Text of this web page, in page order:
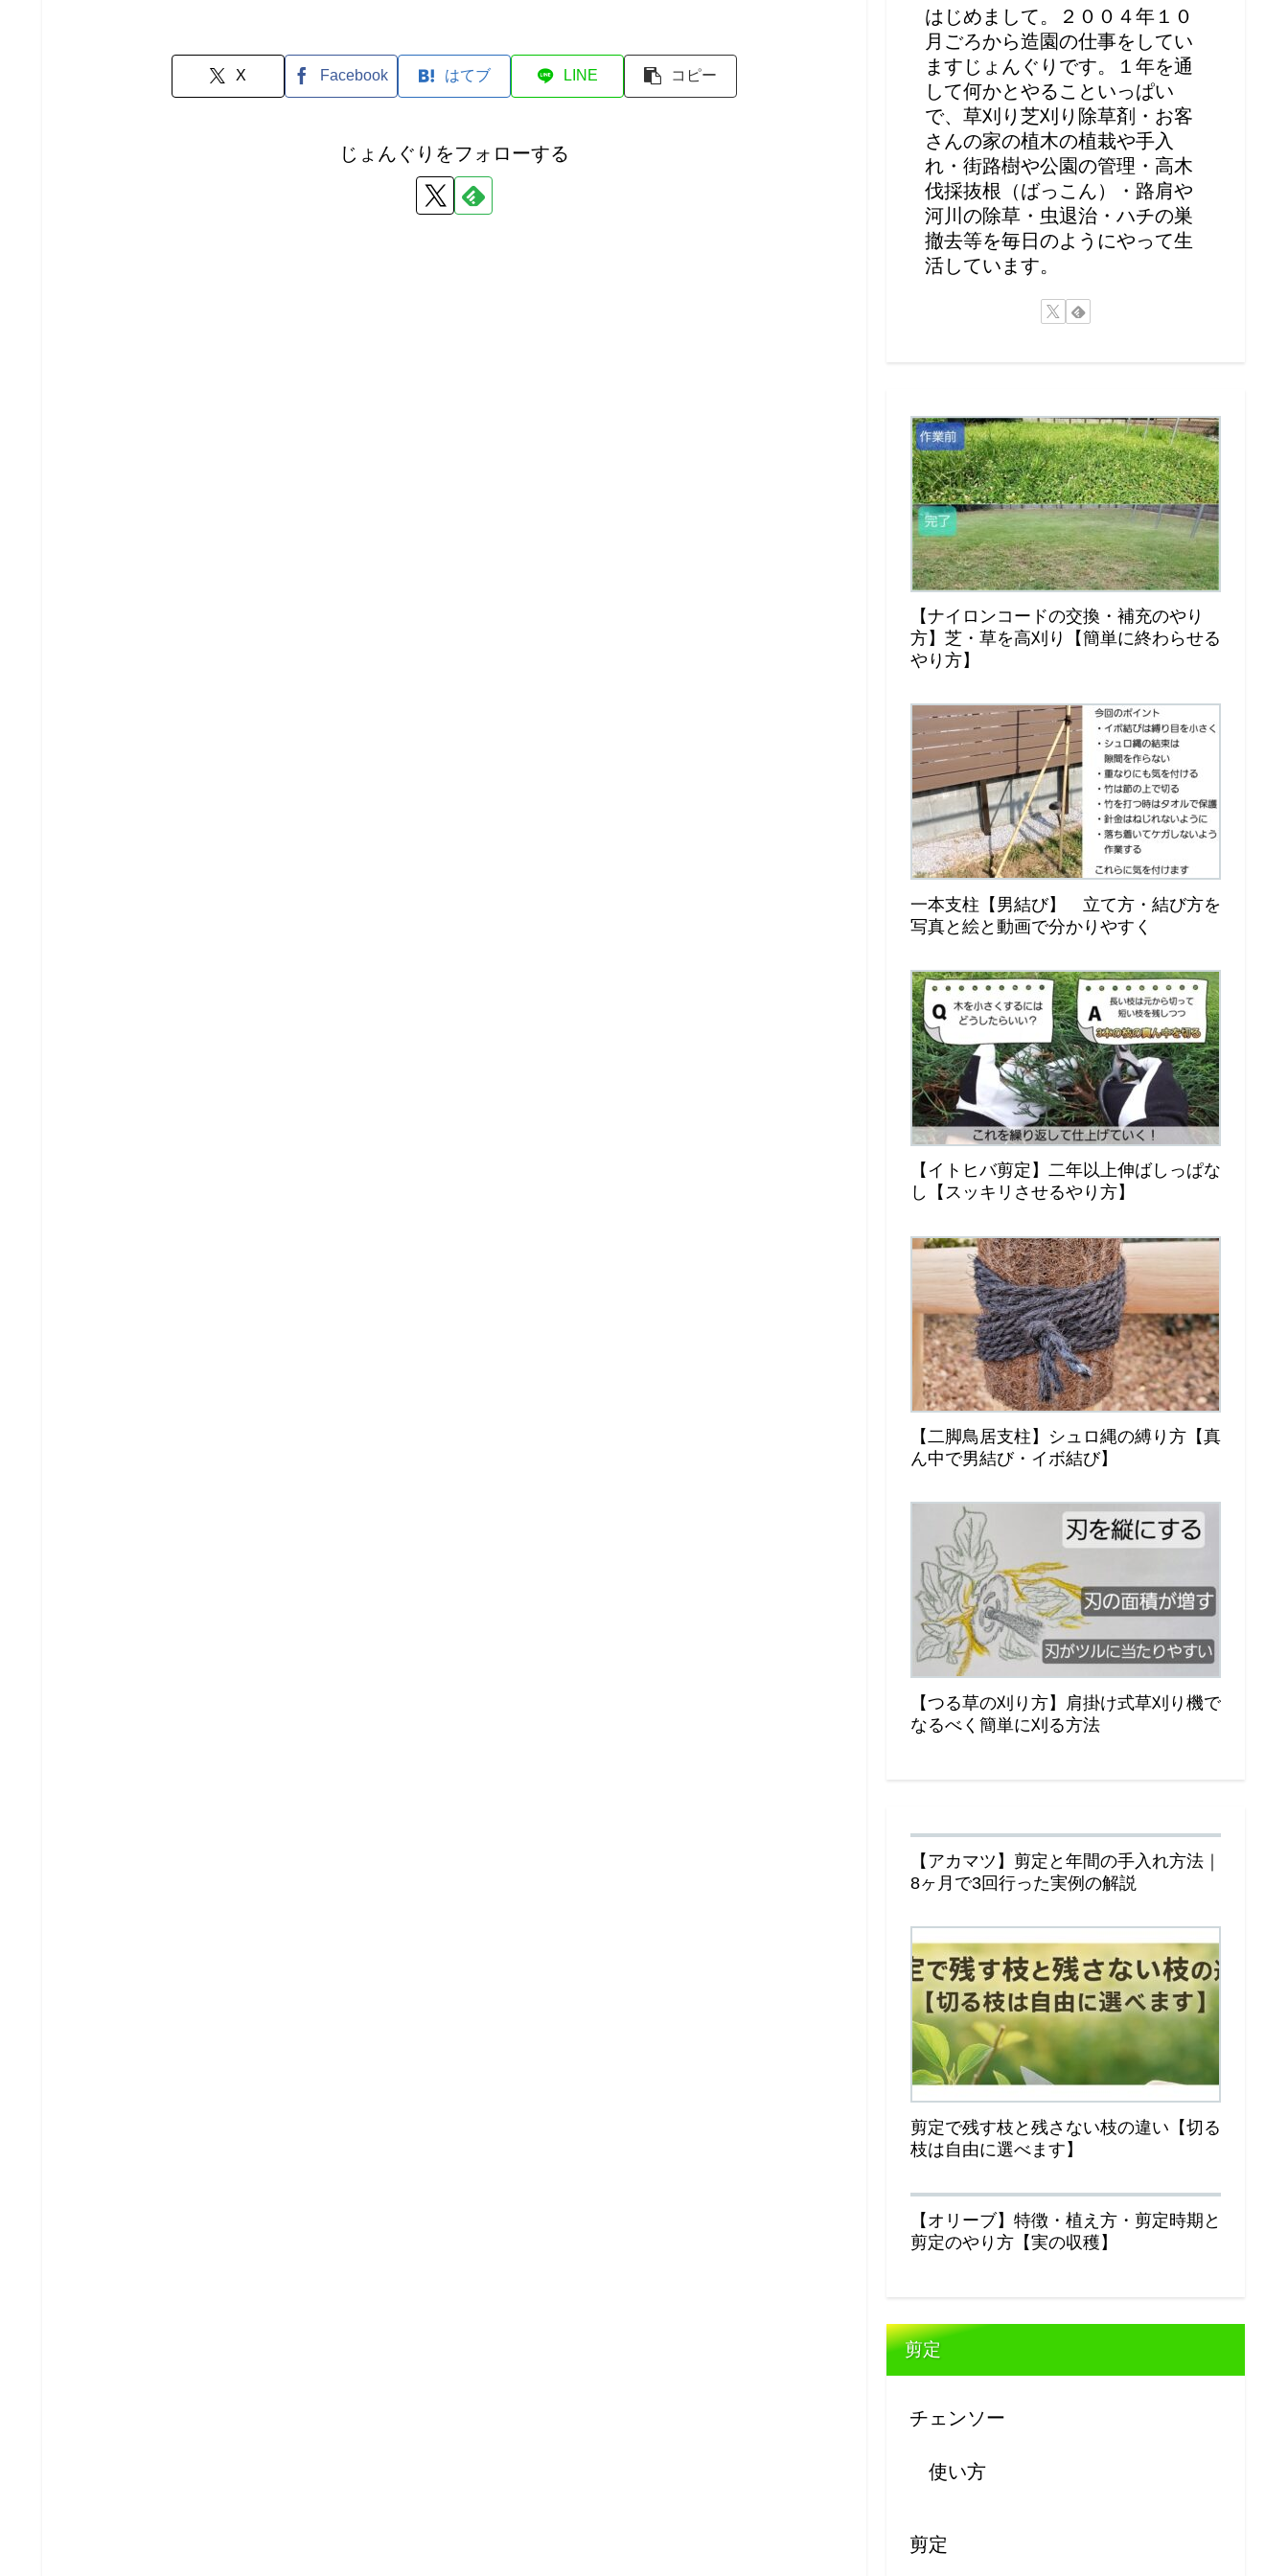
X Facebook はてブ LINE コピー
じょんぐりをフォローする
はじめまして。２００４年１０
月ごろから造園の仕事をしてい
ますじょんぐりです。１年を通
して何かとやることいっぱい
で、草刈り芝刈り除草剤・お客
さんの家の植木の植栽や手入
れ・街路樹や公園の管理・高木
伐採抜根（ばっこん）・路肩や
河川の除草・虫退治・ハチの巣
撤去等を毎日のようにやって生
活しています。
【ナイロンコードの交換・補充のやり
方】芝・草を高刈り【簡単に終わらせる
やり方】
一本支柱【男結び】 立て方・結び方を
写真と絵と動画で分かりやすく
【イトヒバ剪定】二年以上伸ばしっぱな
し【スッキリさせるやり方】
【二脚鳥居支柱】シュロ縄の縛り方【真
ん中で男結び・イボ結び】
【つる草の刈り方】肩掛け式草刈り機で
なるべく簡単に刈る方法
【アカマツ】剪定と年間の手入れ方法｜
8ヶ月で3回行った実例の解説
剪定で残す枝と残さない枝の違い【切る
枝は自由に選べます】
【オリーブ】特徴・植え方・剪定時期と
剪定のやり方【実の収穫】
剪定
チェンソー
使い方
剪定